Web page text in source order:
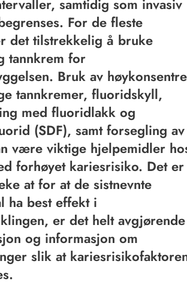
samtidig som invasiv
For de fleste
det tilstrekkelig å bruke
tannkrem for
Bruk av
tannkremer, fluoridskyll,
med fluoridlakk og
(SDF), samt forsegling av
være viktige hjelpemidler
forhøyet kariesrisiko. Det er
at for at de sistnevnte
ha best effekt i
er det helt avgjørende
og informasjon om
slik at